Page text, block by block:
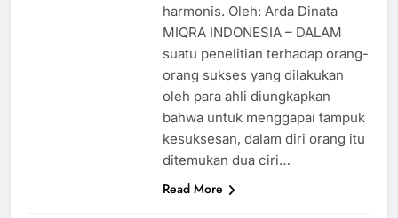
harmonis. Oleh: Arda Dinata
MIQRA INDONESIA – DALAM
suatu penelitian terhadap orang-
orang sukses yang dilakukan
oleh para ahli diungkapkan
bahwa untuk menggapai tampuk
kesuksesan, dalam diri orang itu
ditemukan dua ciri…
Read More